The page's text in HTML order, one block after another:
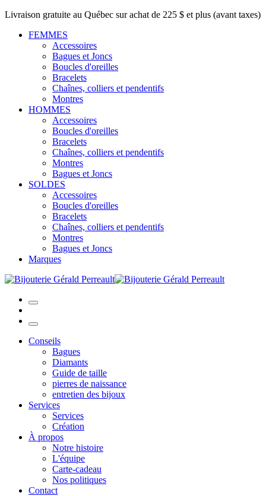
Livraison gratuite au Québec sur achat de 225 $ et plus (avant taxes)
FEMMES
Accessoires
Bagues et Joncs
Boucles d'oreilles
Bracelets
Chaînes, colliers et pendentifs
Montres
HOMMES
Accessoires
Boucles d'oreilles
Bracelets
Chaînes, colliers et pendentifs
Montres
Bagues et Joncs
SOLDES
Accessoires
Boucles d'oreilles
Bracelets
Chaînes, colliers et pendentifs
Montres
Bagues et Joncs
Marques
Conseils
Bagues
Diamants
Guide de taille
pierres de naissance
entretien des bijoux
Services
Services
Création
À propos
Notre histoire
L'équipe
Carte-cadeau
Nos politiques
Contact